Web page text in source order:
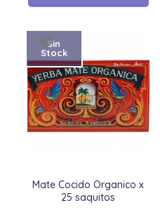
Mate Cocido Organico x
25 saquitos
Sin
Stock